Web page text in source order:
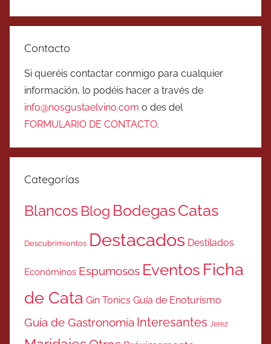
Contacto
Si queréis contactar conmigo para cualquier
información, lo podéis hacer a través de
info@nosgustaelvino.com o des del
FORMULARIO DE CONTACTO.
Categorías
Blancos Blog BodegasCatas
Descubrimientos Destacados Destilados
Económinos Espumosos Eventos Ficha
de Cata Gin Tonics Guía de Enoturismo
Guía de Gastronomía Interesantes Jerez